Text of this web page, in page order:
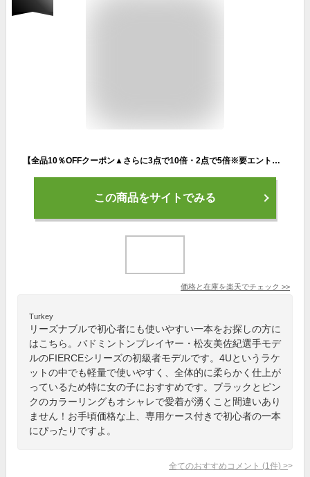
【全品10％OFFクーポン▲さらに3点で10倍・2点で5倍※要エントリー▲2/4 20:00～2/10 1:59】「あす楽対応」「ガット張り上げ済」ウイルソン Wilson バドミントンラケット FIERCE C PLUS フィアースCプラス ピンクブラック PKBK WR011810S『即日出荷』
この商品をサイトでみる
価格と在庫を楽天でチェック >>
Turkey
リーズナブルで初心者にも使いやすい一本をお探しの方に
はこちら。バドミントンプレイヤー・松友美佐紀選手モデ
ルのFIERCEシリーズの初級者モデルです。4Uというラケ
ットの中でも軽量で使いやすく、全体的に柔らかく仕上が
っているため特に女の子におすすめです。ブラックとピン
クのカラーリングもオシャレで愛着が湧くこと間違いあり
ません！お手頃価格な上、専用ケース付きで初心者の一本
にぴったりですよ。
全てのおすすめコメント (1 件) >